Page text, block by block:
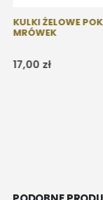
KULKI ŻELOWE
MRÓWEK
17,00 zł